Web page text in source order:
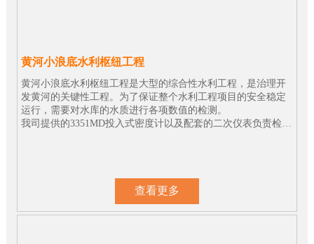
黄河小浪底水利枢纽工程
黄河小浪底水利枢纽工程是大型的综合性水利工程，是治理开
发黄河的关键性工程。为了保证整个水利工程项目的安全稳定
运行，需要对水库的水质进行各项数值的检测。
我司提供的3351MD投入式密度计以及配套的二次仪表负责检测
查看更多